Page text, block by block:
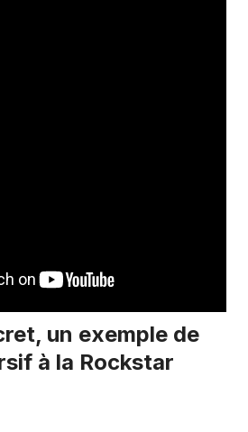
un exemple de
à la Rockstar